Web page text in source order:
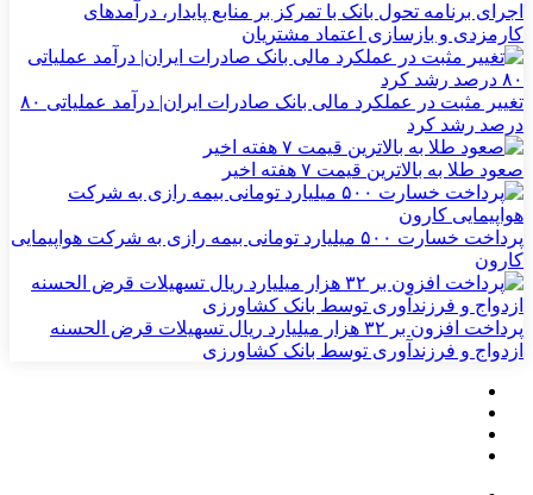
اجرای برنامه تحول بانک با تمرکز بر منابع پایدار، درآمدهای
کارمزدی و بازسازی اعتماد مشتریان
تغییر مثبت در عملکرد مالی بانک صادرات ایران| درآمد عملیاتی ۸۰
درصد رشد کرد
صعود طلا به بالاترین قیمت ۷ هفته اخیر
پرداخت خسارت ۵۰۰ میلیارد تومانی بیمه رازی به شرکت هواپیمایی
کارون
پرداخت افزون بر ۳۲ هزار میلیارد ریال تسهیلات قرض الحسنه
ازدواج و فرزندآوری توسط بانک کشاورزی